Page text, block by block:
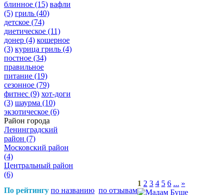
блинное (15) вафли
(5) гриль (40)
детское (74)
диетическое (11)
донер (4) кошерное
(3) курица гриль (4)
постное (34)
правильное
питание (19)
сезонное (79)
фитнес (9) хот-доги
(3) шаурма (10)
экзотическое (6)
Район города
Ленинградский
район (7)
Московский район
(4)
Центральный район
(6)
По рейтингу по названию по отзывам
1 2 3 4 5 6 ... »